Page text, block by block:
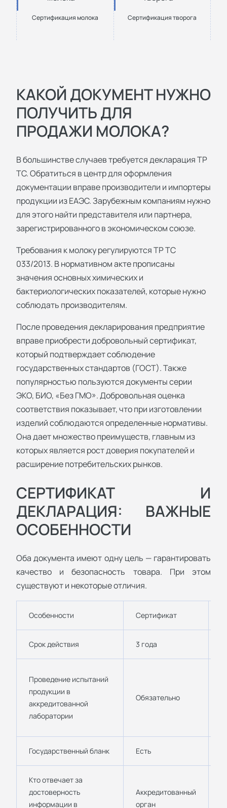
Сертификация молока Сертификация творога
КАКОЙ ДОКУМЕНТ НУЖНО
ПОЛУЧИТЬ ДЛЯ
ПРОДАЖИ МОЛОКА?
В большинстве случаев требуется декларация ТР
ТС. Обратиться в центр для оформления
документации вправе производители и импортеры
продукции из ЕАЭС. Зарубежным компаниям нужно
для этого найти представителя или партнера,
зарегистрированного в экономическом союзе.
Требования к молоку регулируются ТР ТС
033/2013. В нормативном акте прописаны
значения основных химических и
бактериологических показателей, которые нужно
соблюдать производителям.
После проведения декларирования предприятие
вправе приобрести добровольный сертификат,
который подтверждает соблюдение
государственных стандартов (ГОСТ). Также
популярностью пользуются документы серии
ЭКО, БИО, «Без ГМО». Добровольная оценка
соответствия показывает, что при изготовлении
изделий соблюдаются определенные нормативы.
Она дает множество преимуществ, главным из
которых является рост доверия покупателей и
расширение потребительских рынков.
СЕРТИФИКАТ И
ДЕКЛАРАЦИЯ: ВАЖНЫЕ
ОСОБЕННОСТИ
Оба документа имеют одну цель — гарантировать
качество и безопасность товара. При этом
существуют и некоторые отличия.
Особенности Сертификат
Срок действия 3 года
Проведение испытаний
продукции в
аккредитованной
лаборатории
Обязательно
Государственный бланк Есть
Кто отвечает за
достоверность
информации в
Аккредитованный
орган